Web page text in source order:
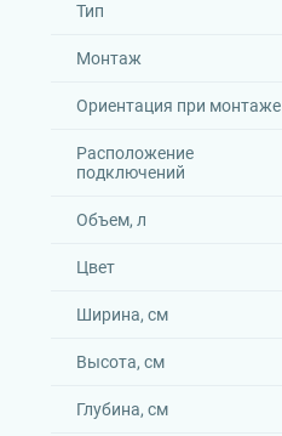
Тип
Монтаж
Ориентация при монтаже
Расположение
подключений
Объем, л
Цвет
Ширина, см
Высота, см
Глубина, см